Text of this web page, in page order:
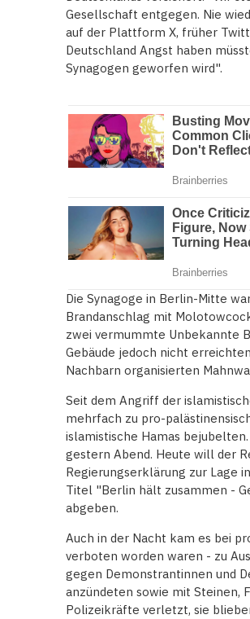
Gesellschaft entgegen. Nie
auf der Plattform X, früher
Deutschland Angst haben
Synagogen geworfen wird".
Die Synagoge in Berlin-Mitte
Brandanschlag mit
zwei vermummte Unbekannte
Gebäude jedoch nicht
Nachbarn organisierten
Seit dem Angriff der
mehrfach zu pro-
islamistische Hamas
gestern Abend. Heute will der
Regierungserklärung zur Lage
Titel "Berlin hält zusammen -
abgeben.
Auch in der Nacht kam es bei
verboten worden waren - zu
gegen Demonstrantinnen und
anzündeten sowie mit Steinen,
Polizeikräfte verletzt, sie